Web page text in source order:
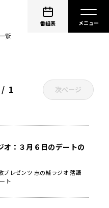
番組表
覧
1 次ページ
オ：３月６日のデートの
プレゼンツ 志の輔ラジオ 落語
ト